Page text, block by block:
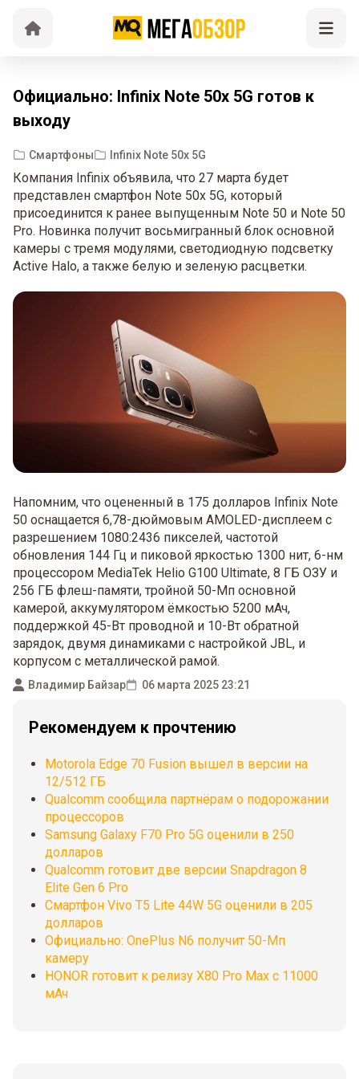
Официально: Infinix Note 50x 5G готов к
выходу
Смартфоны Infinix Note 50x 5G
Компания Infinix объявила, что 27 марта будет
представлен смартфон Note 50x 5G, который
присоединится к ранее выпущенным Note 50 и Note 50
Pro. Новинка получит восьмигранный блок основной
камеры с тремя модулями, светодиодную подсветку
Active Halo, а также белую и зеленую расцветки.
Напомним, что оцененный в 175 долларов Infinix Note
50 оснащается 6,78-дюймовым AMOLED-дисплеем с
разрешением 1080:2436 пикселей, частотой
обновления 144 Гц и пиковой яркостью 1300 нит, 6-нм
процессором MediaTek Helio G100 Ultimate, 8 ГБ ОЗУ и
256 ГБ флеш-памяти, тройной 50-Мп основной
камерой, аккумулятором ёмкостью 5200 мАч,
поддержкой 45-Вт проводной и 10-Вт обратной
зарядок, двумя динамиками с настройкой JBL, и
корпусом с металлической рамой.
Владимир Байзар 06 марта 2025 23:21
Рекомендуем к прочтению
Motorola Edge 70 Fusion вышел в версии на
12/512 ГБ
Qualcomm сообщила партнёрам о подорожании
процессоров
Samsung Galaxy F70 Pro 5G оценили в 250
долларов
Qualcomm готовит две версии Snapdragon 8
Elite Gen 6 Pro
Смартфон Vivo T5 Lite 44W 5G оценили в 205
долларов
Официально: OnePlus N6 получит 50-Мп
камеру
HONOR готовит к релизу X80 Pro Max с 11000
мАч